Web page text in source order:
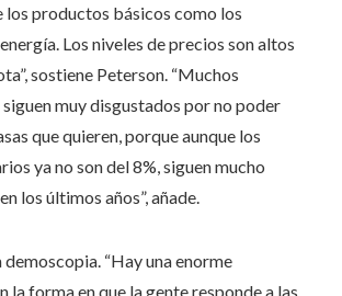
los productos básicos como los
Los niveles de precios son altos
sostiene Peterson. “Muchos
muy disgustados por no poder
que quieren, porque aunque los
ya no son del 8%, siguen mucho
los últimos años”, añade.
demoscopia. “Hay una enorme
la forma en que la gente responde a las